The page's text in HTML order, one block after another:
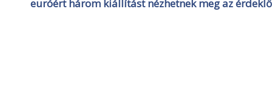
euróért három kiállítást nézhetnek meg az